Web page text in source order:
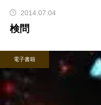
2014.07.04
検問
電子書籍